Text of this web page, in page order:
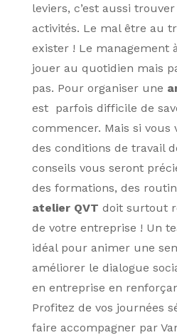
leviers, c’est aussi
activités. Le mal être au
exister ! Le management
jouer au quotidien mais
pas. Pour organiser une
est parfois difficile de
commencer. Mais si vous
des conditions de travail
conseils vous seront
des formations, des
atelier QVT doit surtout
de votre entreprise ! Un
idéal pour animer une
améliorer le dialogue
en entreprise en
Profitez de vos journées
faire accompagner par